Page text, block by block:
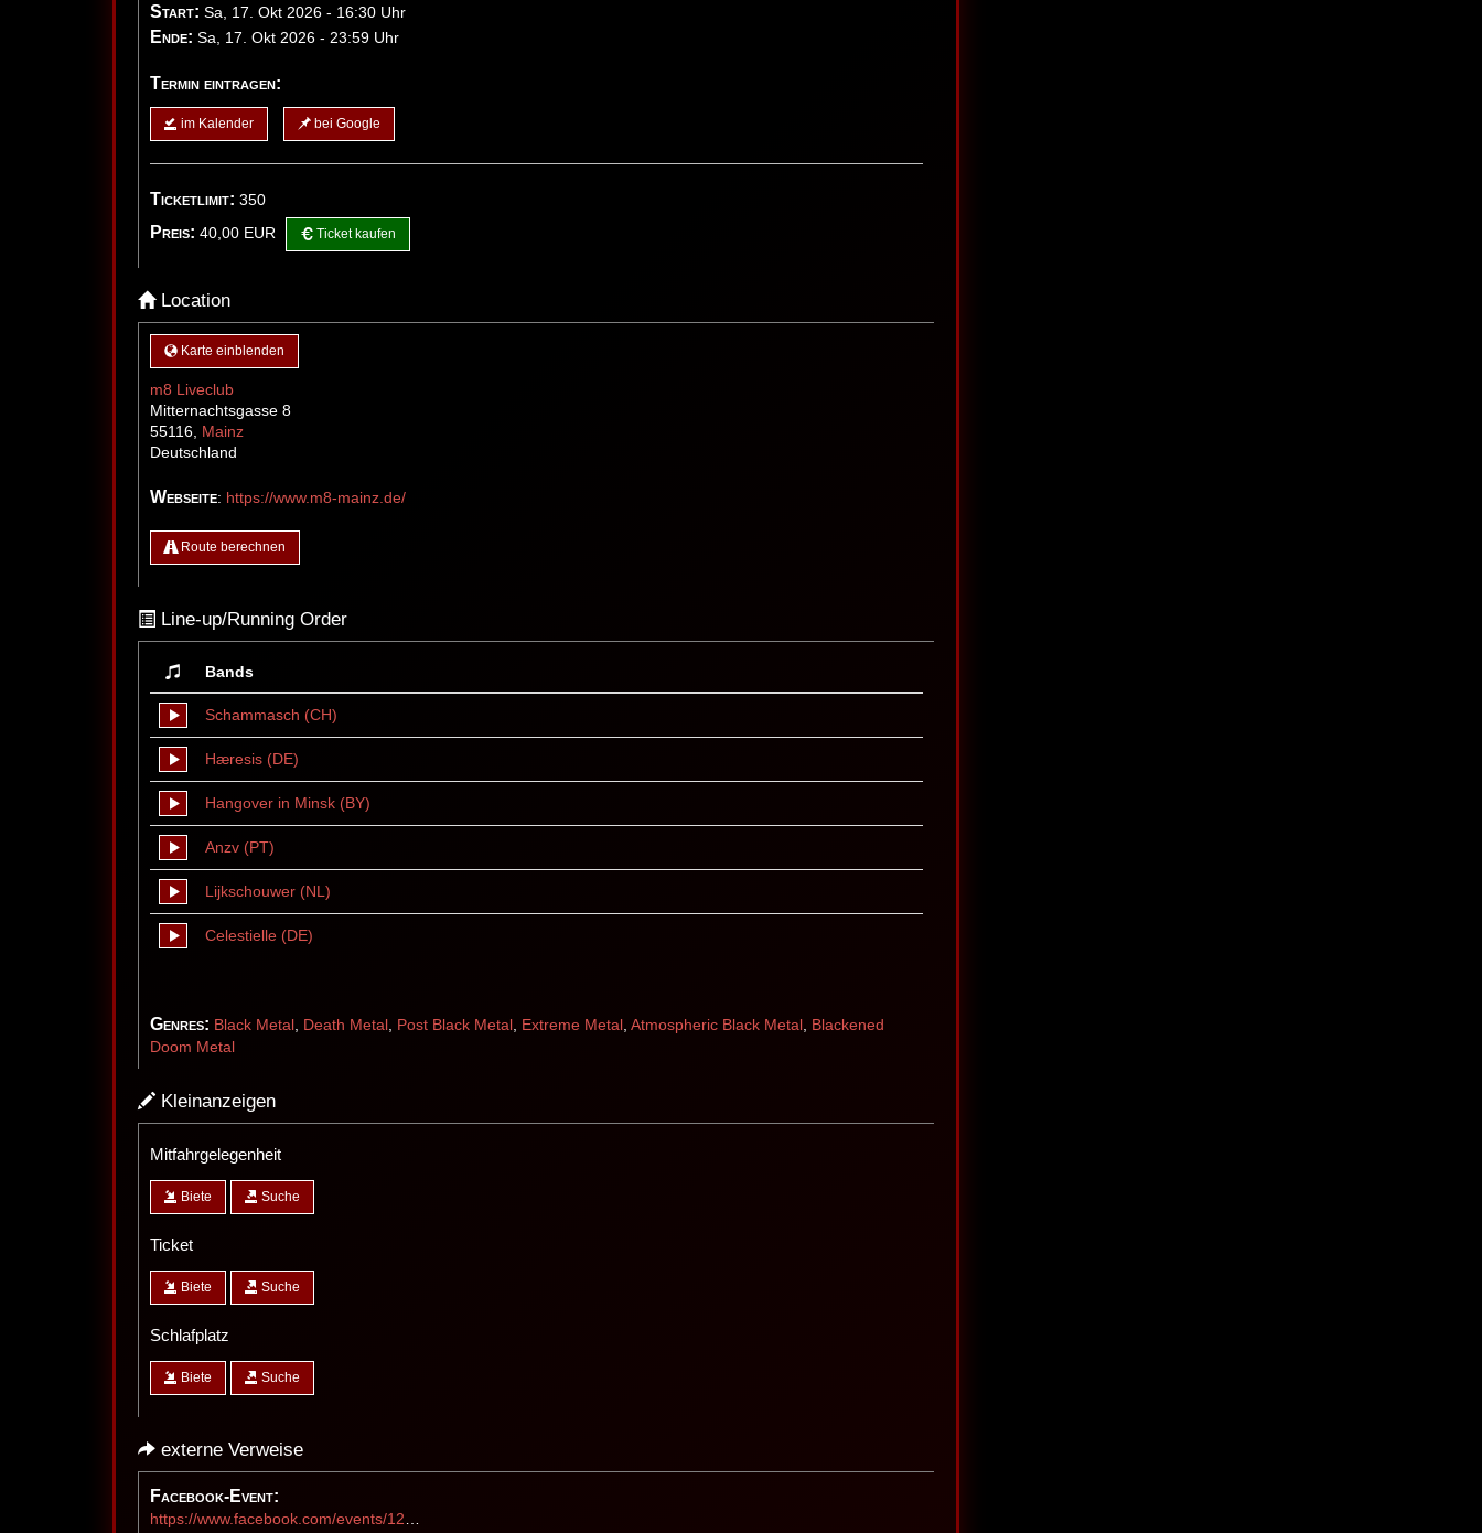
Start: Sa, 17. Okt 2026 - 16:30 Uhr
Ende: Sa, 17. Okt 2026 - 23:59 Uhr
Termin eintragen:
im Kalender bei Google
Ticketlimit: 350
Preis: 40,00 EUR Ticket kaufen
Location
Karte einblenden
m8 Liveclub
Mitternachtsgasse 8
55116, Mainz
Deutschland
Webseite: https://www.m8-mainz.de/
Route berechnen
Line-up/Running Order
Bands
Schammasch (CH)
Hæresis (DE)
Hangover in Minsk (BY)
Anzv (PT)
Lijkschouwer (NL)
Celestielle (DE)
Genres: Black Metal , Death Metal , Post Black Metal , Extreme Metal , Atmospheric Black Metal , Blackened
Doom Metal
Kleinanzeigen
Mitfahrgelegenheit
Biete Suche
Ticket
Biete Suche
Schlafplatz
Biete Suche
externe Verweise
Facebook-Event:
https://www.facebook.com/events/1206868448139517